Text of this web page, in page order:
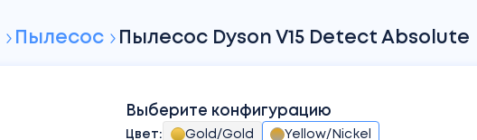
Пылесос Пылесос Dyson V15 Detect Absolute
Выберите конфигурацию
Цвет: Gold/Gold Yellow/Nickel